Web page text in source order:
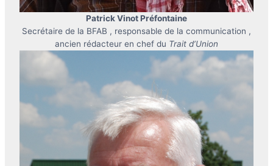
Patrick Vinot Préfontaine
Secrétaire de la BFAB , responsable de la communication ,
ancien rédacteur en chef du Trait d’Union